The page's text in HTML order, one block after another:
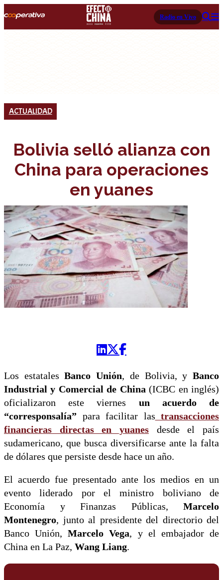
Radio en Vivo
ACTUALIDAD
Bolivia selló alianza con
China para operaciones
en yuanes
Los estatales Banco Unión, de Bolivia, yBanco
Industrial y Comercial de China (ICBC en inglés)
oficializaron este viernes un acuerdo de
“corresponsalía” para facilitar las transacciones
financieras directas en yuanes desde el país
sudamericano, que busca diversificarse ante la falta
de dólares que persiste desde hace un año.
El acuerdo fue presentado ante los medios en un
evento liderado por el ministro boliviano de
Economía y Finanzas Públicas, Marcelo
Montenegro, junto al presidente del directorio del
Banco Unión,Marcelo Vega, y el embajador de
China en La Paz, Wang Liang.